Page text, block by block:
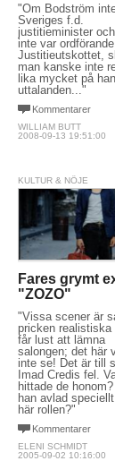
"Om Bodström
Sveriges f.d.
justitieminister
inte var
Justitieutskottet,
man kanske inte
lika mycket på
uttalanden..."
Kommentarer
WILLIAM BUTT
2008-09-13 19:51:00
KULTUR & NÖJE
Fares grymt
"ZOZO"
"Vissa scener är
pricken realistiska
får lust att lämna
salongen; det här
inte se! Det är till
Imad Credis fel.
hittade de
han avlad
här rollen?"
Kommentarer
ELENI SCHMIDT
2005-09-02 10:16:00